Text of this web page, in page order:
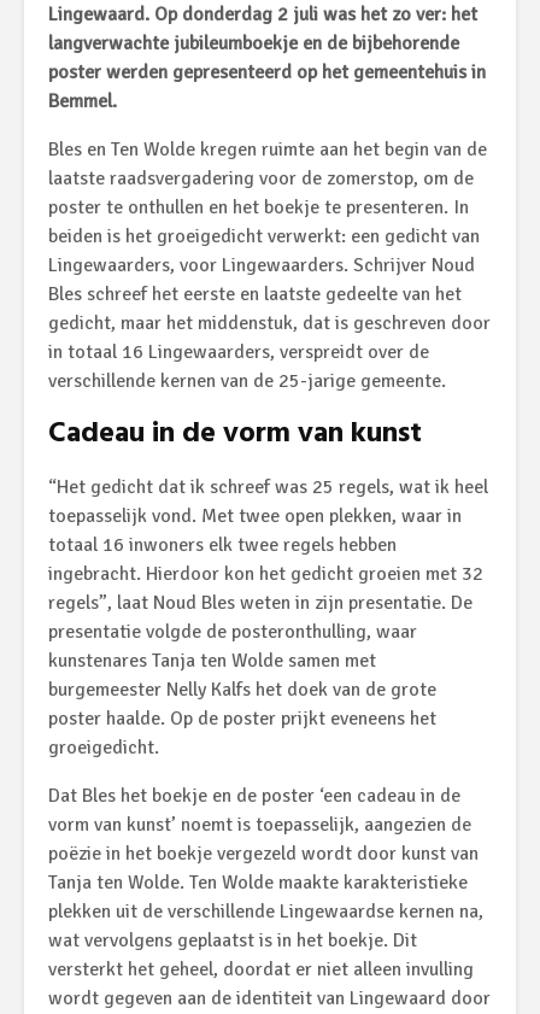
Lingewaard. Op donderdag 2 juli was het zo ver: het
langverwachte jubileumboekje en de bijbehorende
poster werden gepresenteerd op het gemeentehuis in
Bemmel.
Bles en Ten Wolde kregen ruimte aan het begin van de
laatste raadsvergadering voor de zomerstop, om de
poster te onthullen en het boekje te presenteren. In
beiden is het groeigedicht verwerkt: een gedicht van
Lingewaarders, voor Lingewaarders. Schrijver Noud
Bles schreef het eerste en laatste gedeelte van het
gedicht, maar het middenstuk, dat is geschreven door
in totaal 16 Lingewaarders, verspreidt over de
verschillende kernen van de 25-jarige gemeente.
Cadeau in de vorm van kunst
“Het gedicht dat ik schreef was 25 regels, wat ik heel
toepasselijk vond. Met twee open plekken, waar in
totaal 16 inwoners elk twee regels hebben
ingebracht. Hierdoor kon het gedicht groeien met 32
regels”, laat Noud Bles weten in zijn presentatie. De
presentatie volgde de posteronthulling, waar
kunstenares Tanja ten Wolde samen met
burgemeester Nelly Kalfs het doek van de grote
poster haalde. Op de poster prijkt eveneens het
groeigedicht.
Dat Bles het boekje en de poster ‘een cadeau in de
vorm van kunst’ noemt is toepasselijk, aangezien de
poëzie in het boekje vergezeld wordt door kunst van
Tanja ten Wolde. Ten Wolde maakte karakteristieke
plekken uit de verschillende Lingewaardse kernen na,
wat vervolgens geplaatst is in het boekje. Dit
versterkt het geheel, doordat er niet alleen invulling
wordt gegeven aan de identiteit van Lingewaard door